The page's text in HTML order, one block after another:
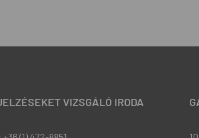
VIZSGÁLÓ IRODA